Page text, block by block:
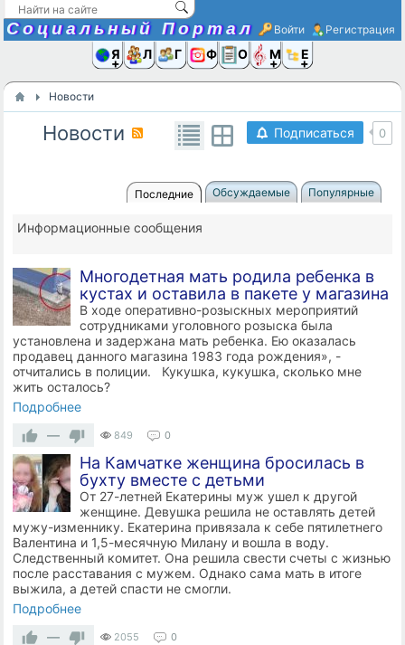
Социальный Портал Войти Регистрация
Я иЛюди
Группы
Фото Ещё
Новости
Подписаться 0
Новости
Последние Обсуждаемые Популярные
Информационные сообщения
Многодетная мать родила ребенка в
кустах и оставила в пакете у магазина
В ходе оперативно-розыскных мероприятий
сотрудниками уголовного розыска была
установлена и задержана мать ребенка. Ею оказалась
продавец данного магазина 1983 года рождения», -
отчитались в полиции. Кукушка, кукушка, сколько мне
жить осталось?
Подробнее
—
849 0
На Камчатке женщина бросилась в
бухту вместе с детьми
От 27-летней Екатерины муж ушел к другой
женщине. Девушка решила не оставлять детей
мужу-изменнику. Екатерина привязала к себе пятилетнего
Валентина и 1,5-месячную Милану и вошла в воду.
Следственный комитет. Она решила свести счеты с жизнью
после расставания с мужем. Однако сама мать в итоге
выжила, а детей спасти не смогли.
Подробнее
—
2055 0